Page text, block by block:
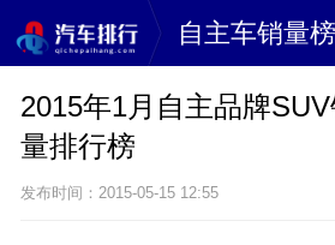
自主车销量榜
2015年1月自主品牌
量排行榜
发布时间：2015-05-15 12:55